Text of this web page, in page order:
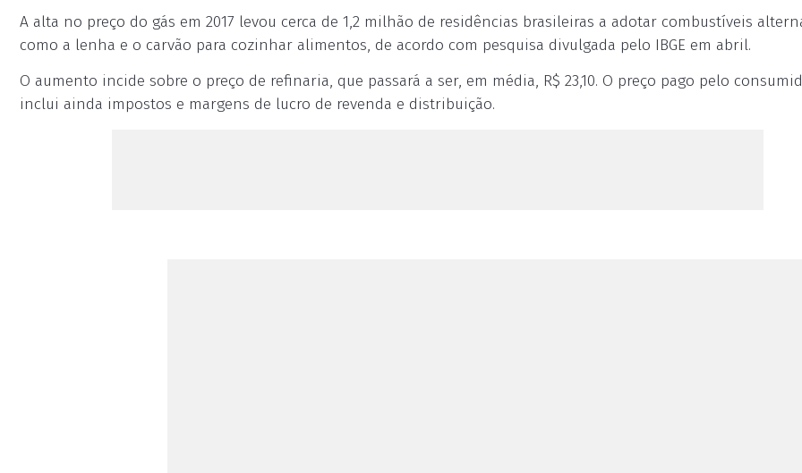
A alta no preço do gás em 2017 levou cerca de 1,2 milhão de residências brasileiras a adotar combustíveis
como a lenha e o carvão para cozinhar alimentos, de acordo com pesquisa divulgada pelo IBGE em abril.
O aumento incide sobre o preço de refinaria, que passará a ser, em média, R$ 23,10. O preço pago pelo
inclui ainda impostos e margens de lucro de revenda e distribuição.